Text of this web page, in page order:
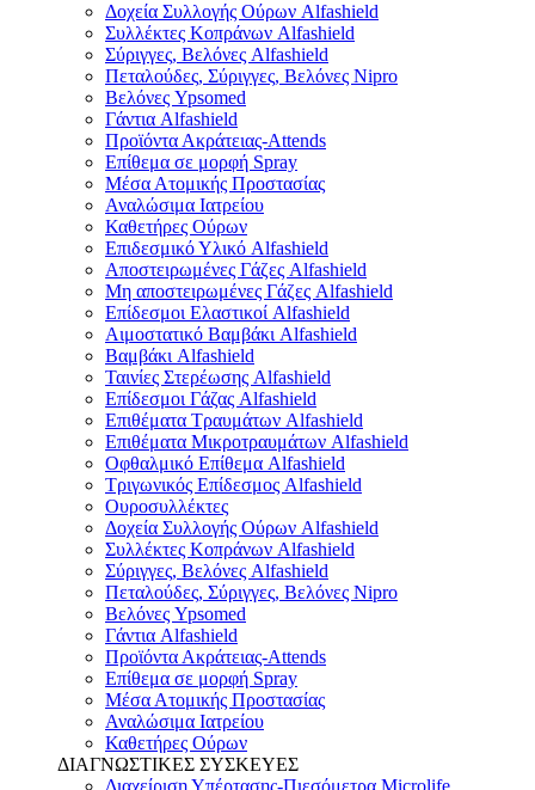
Δοχεία Συλλογής Ούρων Alfashield
Συλλέκτες Κοπράνων Alfashield
Σύριγγες, Βελόνες Alfashield
Πεταλούδες, Σύριγγες, Βελόνες Nipro
Βελόνες Ypsomed
Γάντια Alfashield
Προϊόντα Ακράτειας-Attends
Επίθεμα σε μορφή Spray
Μέσα Ατομικής Προστασίας
Αναλώσιμα Ιατρείου
Καθετήρες Ούρων
Επιδεσμικό Υλικό Alfashield
Αποστειρωμένες Γάζες Alfashield
Μη αποστειρωμένες Γάζες Alfashield
Επίδεσμοι Ελαστικοί Alfashield
Αιμοστατικό Βαμβάκι Alfashield
Βαμβάκι Alfashield
Ταινίες Στερέωσης Alfashield
Επίδεσμοι Γάζας Alfashield
Επιθέματα Τραυμάτων Alfashield
Επιθέματα Μικροτραυμάτων Alfashield
Οφθαλμικό Eπίθεμα Alfashield
Τριγωνικός Επίδεσμος Alfashield
Ουροσυλλέκτες
Δοχεία Συλλογής Ούρων Alfashield
Συλλέκτες Κοπράνων Alfashield
Σύριγγες, Βελόνες Alfashield
Πεταλούδες, Σύριγγες, Βελόνες Nipro
Βελόνες Ypsomed
Γάντια Alfashield
Προϊόντα Ακράτειας-Attends
Επίθεμα σε μορφή Spray
Μέσα Ατομικής Προστασίας
Αναλώσιμα Ιατρείου
Καθετήρες Ούρων
ΔΙΑΓΝΩΣΤΙΚΕΣ ΣΥΣΚΕΥΕΣ